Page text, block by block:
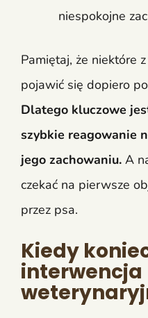
niespokojne
Pamiętaj, że niektóre
pojawić się dopiero
Dlatego kluczowe
szybkie reagowanie
jego zachowaniu. A
czekać na pierwsze
przez psa.
Kiedy
interwencja